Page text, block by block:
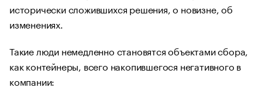
исторически сложившихся решения, о новизне, об
изменениях.
Такие люди немедленно становятся объектами сбора,
как контейнеры, всего накопившегося негативного в
компании: